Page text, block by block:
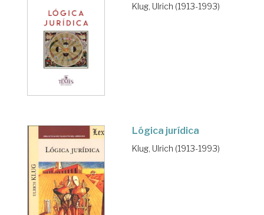
Klug, Ulrich (1913-1993)
Lógica jurídica
Klug, Ulrich (1913-1993)